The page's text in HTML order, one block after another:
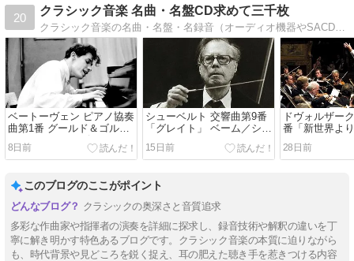
20
クラシック音楽 名曲・名盤CD求めて三千枚
クラシック音楽の名曲・名盤・名録音（オーディオ機器やSACDなど）を紹介するブログです。初心者からマニアまで、クラシック音楽の面白さについて知って頂きたいです。
ベートーヴェン ピアノ協奏
曲第1番 グールド＆ゴルシ
ュマン／コロンビアso
1958年録音
8日前
シューベルト 交響曲第9番
「グレイト」 ベーム／シュ
ターツカペレ・ドレスデン
1979年ライブ
15日前
ドヴォルザー
番「新世界よ
ベルリン・フ
ライブ
28日前
このブログのここがポイント
クラシックの奥深さと音質追求
多彩な作曲家や指揮者の演奏を詳細に探求し、録音技術や解釈の違いを丁
寧に解き明かす特色あるブログです。クラシック音楽の本質に迫りながら
も、時代背景や見どころを鋭く捉え、耳の肥えた聴き手を惹きつける内容